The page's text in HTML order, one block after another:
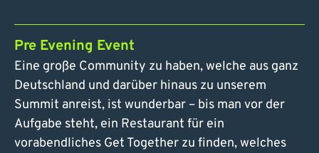
Pre Evening Event
Eine große Community zu haben, welche aus ganz
Deutschland und darüber hinaus zu unserem
Summit anreist, ist wunderbar – bis man vor der
Aufgabe steht, ein Restaurant für ein
vorabendliches Get Together zu finden, welches